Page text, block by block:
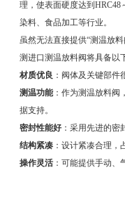
理，使表面硬度达到
染料、食品加工等行业。
虽然无法直接提供“测温放
测进口测温放料阀将具备以
材质优良 ：阀体及关键部
测温功能：作为测温放料阀
据支持。
密封性能好 ：采用先进的
结构紧凑 ：设计紧凑合理
操作灵活 ：可能提供手动